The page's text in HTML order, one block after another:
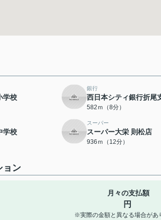
学校
銀行
西日本シティ銀行折尾
582ｍ（8分）
学校
スーパー
スーパー大栄 則松店
936ｍ（12分）
ョン
月々の支払額
円
※実際の金額と異なる場合があ